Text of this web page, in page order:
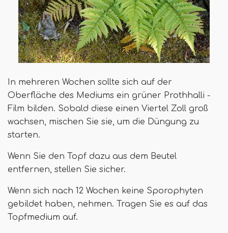
In mehreren Wochen sollte sich auf der
Oberfläche des Mediums ein grüner Prothhalli -
Film bilden. Sobald diese einen Viertel Zoll groß
wachsen, mischen Sie sie, um die Düngung zu
starten.
Wenn Sie den Topf dazu aus dem Beutel
entfernen, stellen Sie sicher.
Wenn sich nach 12 Wochen keine Sporophyten
gebildet haben, nehmen. Tragen Sie es auf das
Topfmedium auf.